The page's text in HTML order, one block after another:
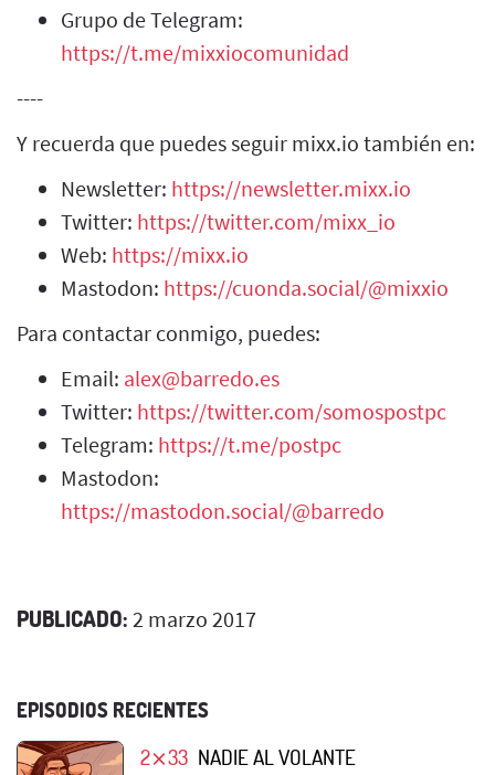
Grupo de Telegram:
https://t.me/mixxiocomunidad
----
Y recuerda que puedes seguir mixx.io también en:
Newsletter: https://newsletter.mixx.io
Twitter: https://twitter.com/mixx_io
Web: https://mixx.io
Mastodon: https://cuonda.social/@mixxio
Para contactar conmigo, puedes:
Email: alex@barredo.es
Twitter: https://twitter.com/somospostpc
Telegram: https://t.me/postpc
Mastodon:
https://mastodon.social/@barredo
PUBLICADO: 2 marzo 2017
EPISODIOS RECIENTES
2⨯33 NADIE AL VOLANTE